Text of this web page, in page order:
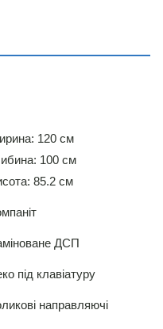
120 см
100 см
85.2 см
ДСП
під клавіатуру
направляючі